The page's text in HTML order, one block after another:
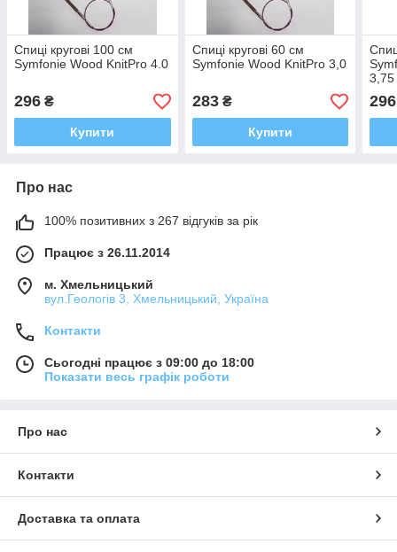
Спиці кругові 100 см
Symfonie Wood KnitPro 4.0
296 ₴
Купити
Спиці кругові 60 см
Symfonie Wood KnitPro 3,0
283₴
Купити
3,75
296
Про нас
100% позитивних з 267 відгуків за рік
Працює з 26.11.2014
м. Хмельницький
вул.Геологів 3, Хмельницький, Україна
Контакти
Сьогодні працює з 09:00 до 18:00
Показати весь графік роботи
Про нас
Контакти
Доставка та оплата